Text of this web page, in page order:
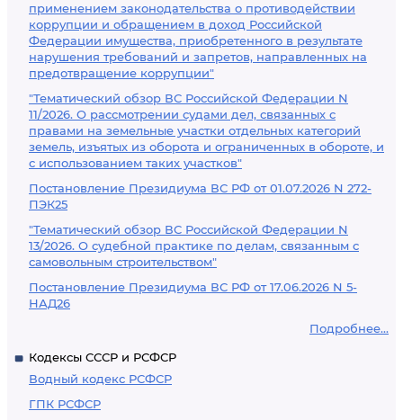
применением законодательства о противодействии
коррупции и обращением в доход Российской
Федерации имущества, приобретенного в результате
нарушения требований и запретов, направленных на
предотвращение коррупции"
"Тематический обзор ВС Российской Федерации N
11/2026. О рассмотрении судами дел, связанных с
правами на земельные участки отдельных категорий
земель, изъятых из оборота и ограниченных в обороте, и
с использованием таких участков"
Постановление Президиума ВС РФ от 01.07.2026 N 272-
ПЭК25
"Тематический обзор ВС Российской Федерации N
13/2026. О судебной практике по делам, связанным с
самовольным строительством"
Постановление Президиума ВС РФ от 17.06.2026 N 5-
НАД26
Подробнее...
Кодексы СССР и РСФСР
Водный кодекс РСФСР
ГПК РСФСР